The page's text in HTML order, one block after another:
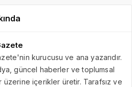
kurucusu ve ana yazarıdır.
güncel haberler ve toplumsal
üzerine içerikler üretir. Tarafsız ve